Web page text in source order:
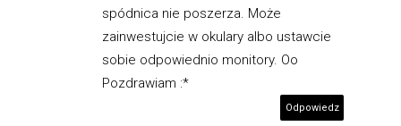
spódnica nie poszerza. Może
zainwestujcie w okulary albo ustawcie
sobie odpowiednio monitory. Oo
Pozdrawiam :*
Odpowiedz